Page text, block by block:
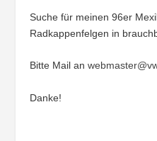
Suche für meinen 96er
Radkappenfelgen in
Bitte Mail an
Danke!